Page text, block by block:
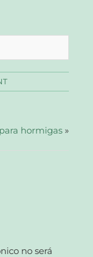
hormigas»
no será